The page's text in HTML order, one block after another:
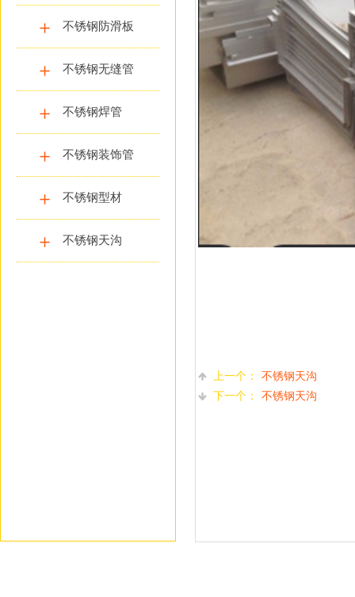
不锈钢防滑板
不锈钢无缝管
不锈钢焊管
不锈钢装饰管
不锈钢型材
不锈钢天沟
上一个：
不锈钢天沟
下一个：
不锈钢天沟